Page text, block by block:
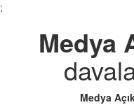
;
Medya
Medya